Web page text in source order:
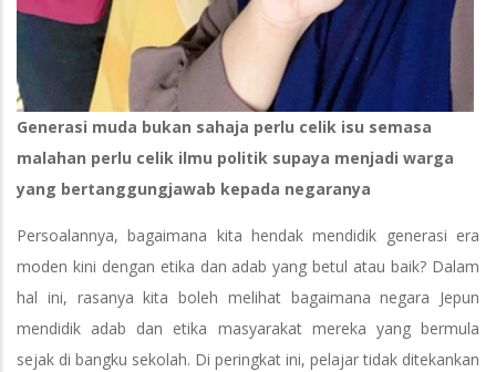
Generasi muda bukan sahaja perlu celik isu semasa
malahan perlu celik ilmu politik supaya menjadi warga
yang bertanggungjawab kepada negaranya
Persoalannya, bagaimana kita hendak mendidik generasi era
moden kini dengan etika dan adab yang betul atau baik? Dalam
hal ini, rasanya kita boleh melihat bagaimana negara Jepun
mendidik adab dan etika masyarakat mereka yang bermula
sejak di bangku sekolah. Di peringkat ini, pelajar tidak ditekankan